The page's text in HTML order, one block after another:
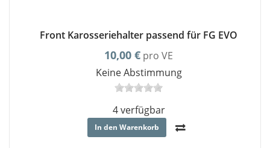
Front Karosseriehalter passend für FG EVO
10,00 € pro VE
Keine Abstimmung
4 verfügbar
In den Warenkorb